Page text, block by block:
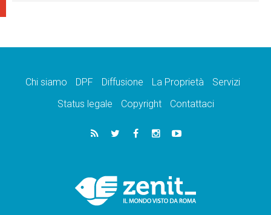
Chi siamo DPF Diffusione La Proprietà
Servizi
Status legale
Copyright Contattaci